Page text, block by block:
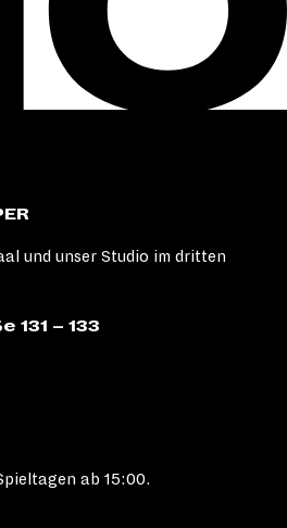
und unser Studio im dritten
131 – 133
ab 15:00.